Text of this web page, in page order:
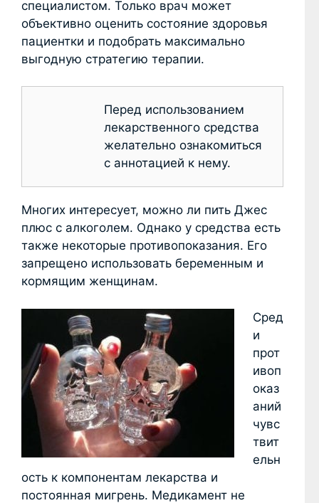
специалистом. Только врач может
объективно оценить состояние здоровья
пациентки и подобрать максимально
выгодную стратегию терапии.
Перед использованием
лекарственного средства
желательно ознакомиться
с аннотацией к нему.
Многих интересует, можно ли пить Джес
плюс с алкоголем. Однако у средства есть
также некоторые противопоказания. Его
запрещено использовать беременным и
кормящим женщинам.
Сред
и
прот
ивоп
оказ
аний
чувс
твит
ельн
ость к компонентам лекарства и
постоянная мигрень. Медикамент не